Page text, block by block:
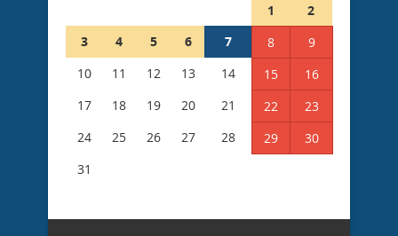
1
2
3
4 5 6 7 8
9
10
11 12 13 14 15
16
17
18 19 20 21 22
23
24
25 26 27 28 29
30
31